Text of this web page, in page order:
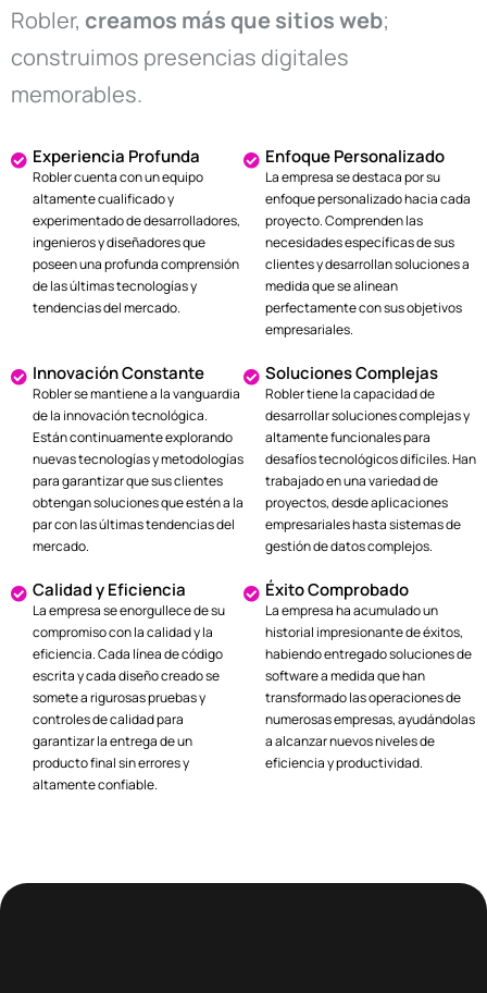
Robler, creamos más que sitios web;
construimos presencias digitales
memorables.
Experiencia Profunda
Robler cuenta con un equipo
altamente cualificado y
experimentado de desarrolladores,
ingenieros y diseñadores que
poseen una profunda comprensión
de las últimas tecnologías y
tendencias del mercado.
Enfoque Personalizado
La empresa se destaca por su
enfoque personalizado hacia cada
proyecto. Comprenden las
necesidades específicas de sus
clientes y desarrollan soluciones a
medida que se alinean
perfectamente con sus objetivos
empresariales.
Innovación Constante
Robler se mantiene a la vanguardia
de la innovación tecnológica.
Están continuamente explorando
nuevas tecnologías y metodologías
para garantizar que sus clientes
obtengan soluciones que estén a la
par con las últimas tendencias del
mercado.
Soluciones Complejas
Robler tiene la capacidad de
desarrollar soluciones complejas y
altamente funcionales para
desafíos tecnológicos difíciles. Han
trabajado en una variedad de
proyectos, desde aplicaciones
empresariales hasta sistemas de
gestión de datos complejos.
Calidad y Eficiencia
La empresa se enorgullece de su
compromiso con la calidad y la
eficiencia. Cada línea de código
escrita y cada diseño creado se
somete a rigurosas pruebas y
controles de calidad para
garantizar la entrega de un
producto final sin errores y
altamente confiable.
Éxito Comprobado
La empresa ha acumulado un
historial impresionante de éxitos,
habiendo entregado soluciones de
software a medida que han
transformado las operaciones de
numerosas empresas, ayudándolas
a alcanzar nuevos niveles de
eficiencia y productividad.